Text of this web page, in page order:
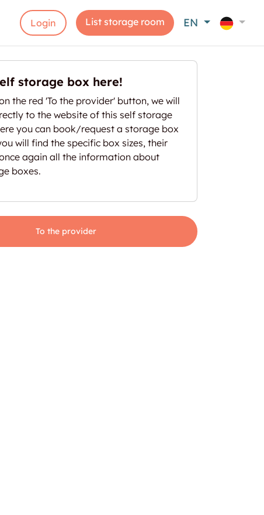
Login List storage room EN
storage box here!
the red 'To the provider' button, we will
to the website of this self storage
you can book/request a storage box
will find the specific box sizes, their
again all the information about
boxes.
To the provider